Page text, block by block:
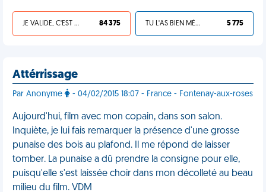
JE VALIDE, C'EST UNE VDM 84 375 TU L'AS BIEN MÉRITÉ 5 775
Attérrissage
Par Anonyme - 04/02/2015 18:07 - France - Fontenay-aux-roses
Aujourd'hui, film avec mon copain, dans son salon.
Inquiète, je lui fais remarquer la présence d'une grosse
punaise des bois au plafond. Il me répond de laisser
tomber. La punaise a dû prendre la consigne pour elle,
puisqu'elle s'est laissée choir dans mon décolleté au beau
milieu du film. VDM